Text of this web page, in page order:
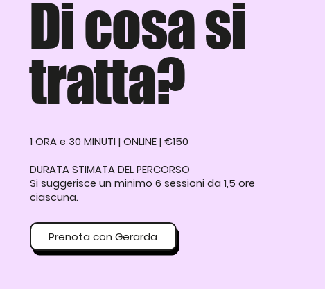
Di cosa si
tratta?
1 ORA e 30 MINUTI | ONLINE | €150
DURATA STIMATA DEL PERCORSO
Si suggerisce un minimo 6 sessioni da 1,5 ore
ciascuna.
Prenota con Gerarda